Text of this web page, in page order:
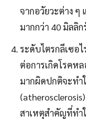
จากอวัยวะต่าง
มากกว่า 40 มิลลิ
ระดับไตรกลีเซอ
ต่อการเกิดโรคห
มากผิดปกติจะทำ
สาเหตุสำคัญที่ทำ